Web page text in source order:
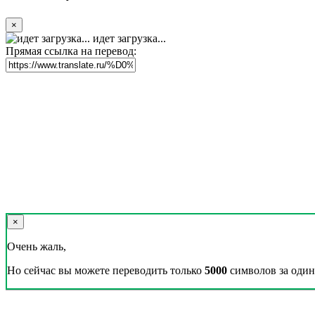
×
идет загрузка...
Прямая ссылка на перевод:
×
Очень жаль,
Но сейчас вы можете переводить только 5000 символов за